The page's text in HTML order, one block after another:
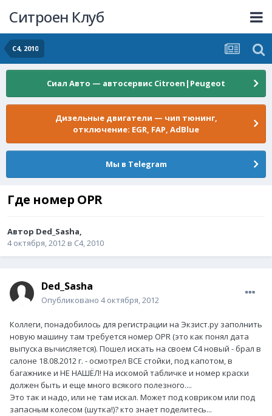
Ситроен Клуб
C4, 2010
Сиал Авто — автосервис Citroen|Peugeot
Дизельные двигатели — чип тюнинг,
отключение: EGR, FAP, AdBlue
Мы в Telegram
Где номер OPR
Автор Ded_Sasha,
4 октября, 2012 в C4, 2010
Ded_Sasha
Опубликовано 4 октября, 2012
Коллеги, понадобилось для регистрации на Экзист.ру заполнить
новую машину там требуется номер OPR (это как понял дата
выпуска вычисляется). Пошел искать на своем С4 новый - брал в
салоне 18.08.2012 г. - осмотрел ВСЕ стойки, под капотом, в
багажнике и НЕ НАШЁЛ! На искомой табличке и номер краски
должен быть и еще много всякого полезного....
Это так и надо, или не там искал. Может под ковриком или под
запасным колесом (шутка!)? кто знает поделитесь...